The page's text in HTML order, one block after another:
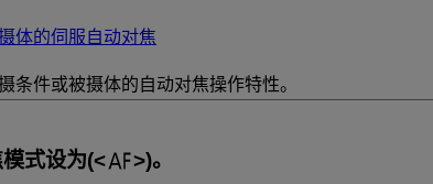
体的伺服自动对焦
条件或被摄体的自动对焦操作特性。
式设为( )。